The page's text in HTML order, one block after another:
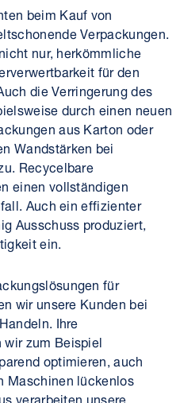
beim Kauf von
Verpackungen.
nur, herkömmliche
für den
die Verringerung des
durch einen neuen
aus Karton oder
Wandstärken bei
Recycelbare
einen vollständigen
Auch ein effizienter
Ausschuss produziert,
ein.
für
wir unsere Kunden bei
Ihre
zum Beispiel
optimieren, auch
Maschinen lückenlos
verarbeiten unsere